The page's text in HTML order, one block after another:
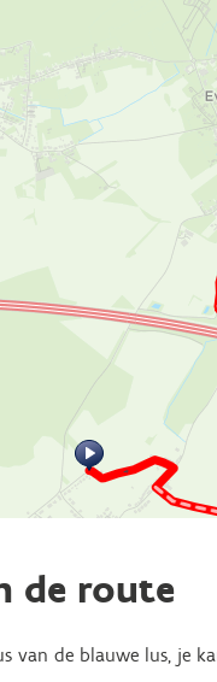
de route
van de blauwe lus, je